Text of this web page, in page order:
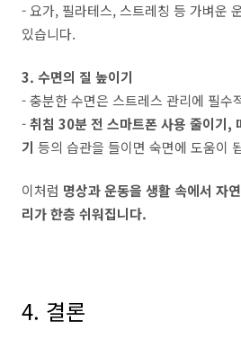
- 요가, 필라테스, 스트레칭 등 가벼운
있습니다.
3. 수면의 질 높이기
- 충분한 수면은 스트레스 관리에 필수
-취침 30분 전 스마트폰 사용 줄이기,
기 등의 습관을 들이면 숙면에 도움이
이처럼 명상과 운동을 생활 속에서 자
리가 한층 쉬워집니다.
4. 결론